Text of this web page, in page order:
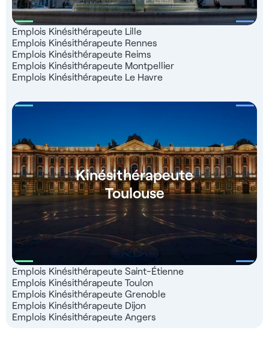
Emplois Kinésithérapeute Lille
Emplois Kinésithérapeute Rennes
Emplois Kinésithérapeute Reims
Emplois Kinésithérapeute Montpellier
Emplois Kinésithérapeute Le Havre
Kinésithérapeute
Toulouse
Emplois Kinésithérapeute Saint-Étienne
Emplois Kinésithérapeute Toulon
Emplois Kinésithérapeute Grenoble
Emplois Kinésithérapeute Dijon
Emplois Kinésithérapeute Angers